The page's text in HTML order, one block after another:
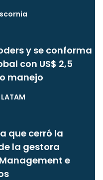
y se conforma
con US$ 2,5
manejo
que cerró la
la gestora
e